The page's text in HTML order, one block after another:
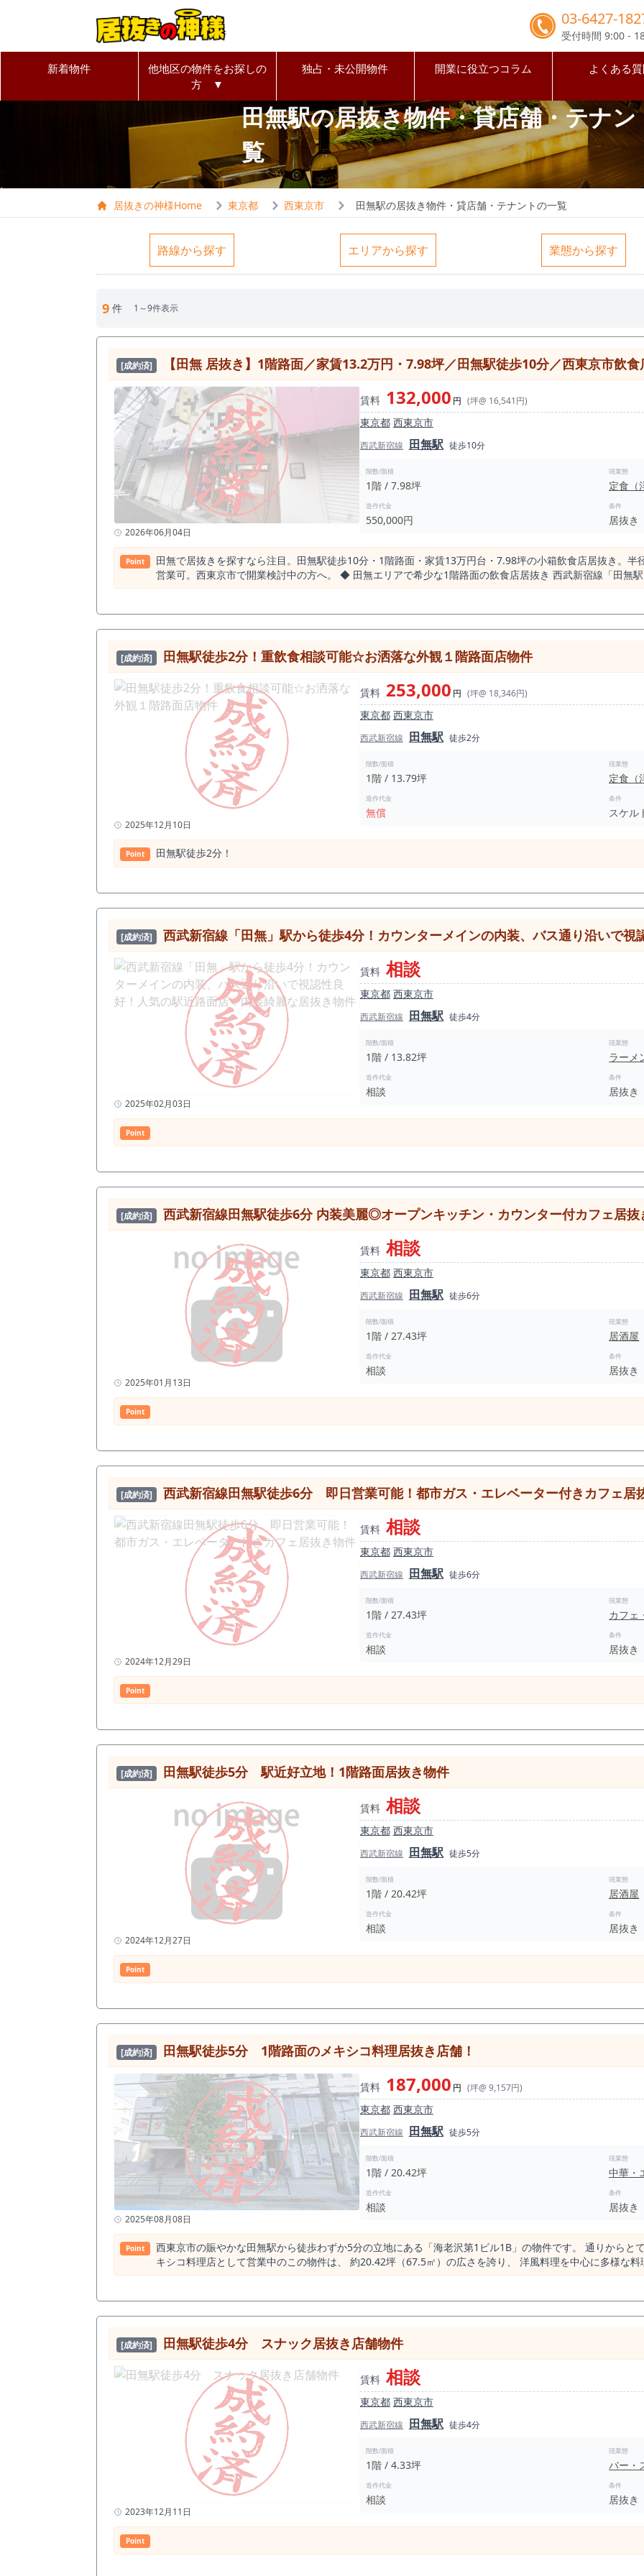
03-6427-
受付時間 9:00 -
新着物件
他地区の物件をお探しの
方 ▼
独占・未公開物件 開業に役立つコラム よくある
田無駅の居抜き物件・貸店舗・テナン
覧
居抜きの神様Home 東京都 西東京市 田無駅の居抜き物件・貸店舗・テナントの一覧
路線から探す エリアから探す 業態から探す
9 件 1～9件表示
[成約済] 【田無 居抜き】1階路面／家賃13.2万円・7.98坪／田無駅徒歩10分／西東京市飲
2026年06月04日
賃料 132,000 円 (坪@ 16,541円)
東京都 西東京市
西武新宿線 田無駅 徒歩10分
階数/面積
1階 / 7.98坪
現業態
定食（
造作代金
550,000円
条件
居抜き
Point
田無で居抜きを探すなら注目。田無駅徒歩10分・1階路面・家賃13万円台・7.98坪の小箱飲食店居抜き。
営業可。西東京市で開業検討中の方へ。 ◆ 田無エリアで希少な1階路面の飲食店居抜き 西武新宿線「田無駅」徒歩10分。 1日平均乗降人員約6.6万〜7.5
万人を誇る、西東京市最大のターミナル駅。 急行・特急「小江戸号」停車駅であり、通勤通学動線が安定
そのうち和食店は64店。 飲食需要が成立している証拠です。 つまりここは「人がいる駅」ではなく、 “飲食が根付いている駅
門特化型業態に適しています。 ◆ 月額賃料13.2万円（税込）。7.98坪の高収益モデル向き 面積：約7.98坪（26.38㎡） 賃料：132,000円（税込） 造作
譲渡：55万円 8坪前後は最も利益率を作りやすいサイズ帯。 ・定食 ・ラーメン ・専門業態 ・居酒屋 ・テイクアウト併設 低投資 × 固定費抑制型モデル
が可能です。 ◆ 内装造作残置・現況有姿での引渡し 前業態は定食（洋食・和食・中華対応可）。 内装美麗。 大きな追加投資なしで営業開始可能。 田
無エリアでこの条件は希少性◎です。 田無駅周辺で1階居抜きは少ないです。 ◆ こんな方におすすめ ✔ 田無で居抜きを探している ✔ 西東京市で低コ
スト開業したい ✔ 1階路面で視認性を重視したい ✔ 8坪前後の小箱モデルを探している 内見は早期に動く方が有利です。 ◆ なぜこの田無居抜き
が“今”良いのか 田無駅は1日平均6.6万人以上が利用する 西東京市最大のターミナル駅。 半径500mに飲食店235店。 これは「飲食が成立している商圏」
という証明です。 その中で、 ✔ 1階路面 ✔ 家賃13万円台 ✔ 約8坪の高収益サイズ ✔ 造作55万円 ✔ 内装状態良好 この条件が同時に揃う物件は多く
ありません。 田無で居抜きを探している方にとって “待つ理由より、動く理由の方が多い物件”です。 迷っている間に埋まる可能性があります。 田無エ
リアでこの条件は、次はいつ出るかわかりません。 田無駅周辺で1階路面の飲食店居抜きは流通数が少な
く、 特に田無駅周辺の1階路面飲食店居抜きは希少性◎です。
[成約済] ⽥無駅徒歩2分！重飲食相談可能☆お洒落な外観１階路面店物件
2025年12月10日
賃料 253,000 円 (坪@ 18,346円)
東京都 西東京市
西武新宿線 田無駅 徒歩2分
階数/面積
1階 / 13.79坪
現業態
定食（
造作代金
無償
条件
スケル
Point ⽥無駅徒歩2分！
[成約済] 西武新宿線「田無」駅から徒歩4分！カウンターメインの内装、バス通り沿いで視認性良好！人
2025年02月03日
賃料 相談
東京都 西東京市
西武新宿線 田無駅 徒歩4分
階数/面積
1階 / 13.82坪
現業態
ラーメ
造作代金
相談
条件
居抜き
Point
[成約済] 西武新宿線田無駅徒歩6分 内装美麗◎オープンキッチン・カウンター付カフェ居抜
2025年01月13日
賃料 相談
東京都 西東京市
西武新宿線 田無駅 徒歩6分
階数/面積
1階 / 27.43坪
現業態
居酒屋
造作代金
相談
条件
居抜き
Point
[成約済] 西武新宿線田無駅徒歩6分 即日営業可能！都市ガス・エレベーター付きカフェ居
2024年12月29日
賃料 相談
東京都 西東京市
西武新宿線 田無駅 徒歩6分
階数/面積
1階 / 27.43坪
現業態
カフェ
造作代金
相談
条件
居抜き
Point
[成約済] 田無駅徒歩5分 駅近好立地！1階路面居抜き物件
2024年12月27日
賃料 相談
東京都 西東京市
西武新宿線 田無駅 徒歩5分
階数/面積
1階 / 20.42坪
現業態
居酒屋
造作代金
相談
条件
居抜き
Point
[成約済] 田無駅徒歩5分 1階路面のメキシコ料理居抜き店舗！
2025年08月08日
賃料 187,000 円 (坪@ 9,157円)
東京都 西東京市
西武新宿線 田無駅 徒歩5分
階数/面積
1階 / 20.42坪
現業態
中華・
造作代金
相談
条件
居抜き
Point
西東京市の賑やかな田無駅から徒歩わずか5分の立地にある「海老沢第1ビル1B」の物件です。 通りからと
キシコ料理店として営業中のこの物件は、 約20.42坪（67.5㎡）の広さを誇り、 洋風料理を中心に多様な
約期間は普通借家契約で3年間、権利金・礼金は1ヶ月分です。共益・管理費も相談可能で、更新料は1.1ヶ月分が必要とな
面店としての視認性も良好で、通行人の目に留まりやすいのが特徴です。 飲食店を始めたい方、特に新しい業態に挑戦しようと考えている方にとって、
この「海老沢第1ビル1B」は絶好のチャンスです。是非一度、お問い合わせの上、現地をご覧ください。
この物件をお勧めします。
[成約済] 田無駅徒歩4分 スナック居抜き店舗物件
2023年12月11日
賃料 相談
東京都 西東京市
西武新宿線 田無駅 徒歩4分
階数/面積
1階 / 4.33坪
現業態
バー・
造作代金
相談
条件
居抜き
Point